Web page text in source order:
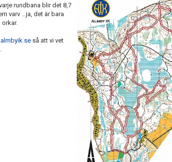
rundbana blir det 8,7
varv ...ja, det är bara
orkar.
så att vi vet